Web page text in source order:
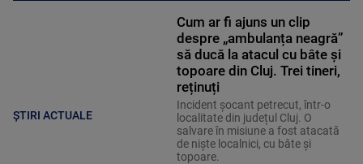
ȘTIRI ACTUALE
Cum ar fi ajuns un clip
despre „ambulanța neagră”
să ducă la atacul cu bâte și
topoare din Cluj. Trei tineri,
reținuți
Incident șocant petrecut, într-o
localitate din județul Cluj. O
salvare în misiune a fost atacată
de niște localnici, cu bâte și
topoare.